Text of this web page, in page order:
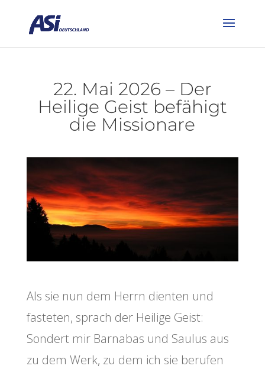
22. Mai 2026 – Der
Heilige Geist befähigt
die Missionare
Als sie nun dem Herrn dienten und
fasteten, sprach der Heilige Geist:
Sondert mir Barnabas und Saulus aus
zu dem Werk, zu dem ich sie berufen